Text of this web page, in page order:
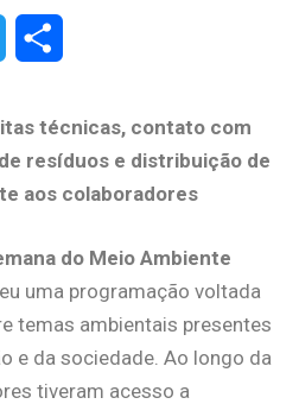
Twitter
técnicas, contato com
resíduos e distribuição de
aos colaboradores
do Meio Ambiente
uma programação voltada
temas ambientais presentes
e da sociedade. Ao longo da
tiveram acesso a